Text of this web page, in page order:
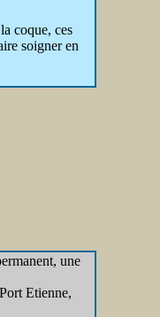
coque, ces
soigner en
une
Etienne,